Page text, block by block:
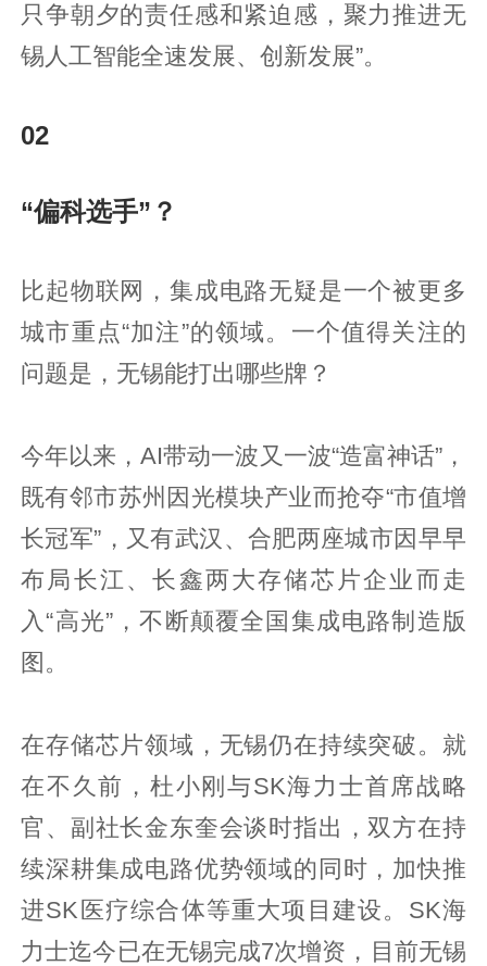
只争朝夕的责任感和紧迫感，聚力推进无
锡人工智能全速发展、创新发展”。
02
“偏科选手”？
比起物联网，集成电路无疑是一个被更多
城市重点“加注”的领域。一个值得关注的
问题是，无锡能打出哪些牌？
今年以来，AI带动一波又一波“造富神话”，
既有邻市苏州因光模块产业而抢夺“市值增
长冠军”，又有武汉、合肥两座城市因早早
布局长江、长鑫两大存储芯片企业而走
入“高光”，不断颠覆全国集成电路制造版
图。
在存储芯片领域，无锡仍在持续突破。就
在不久前，杜小刚与SK海力士首席战略
官、副社长金东奎会谈时指出，双方在持
续深耕集成电路优势领域的同时，加快推
进SK医疗综合体等重大项目建设。SK海
力士迄今已在无锡完成7次增资，目前无锡